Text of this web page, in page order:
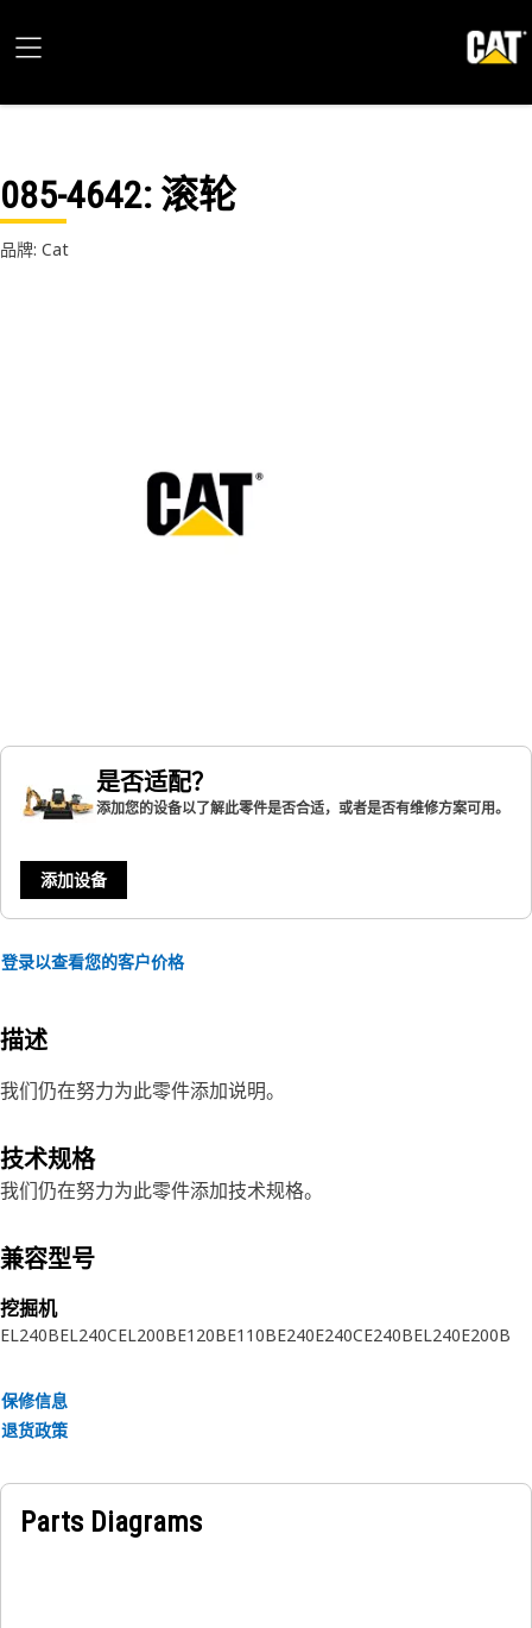
085-4642: 滚轮
品牌: Cat
是否适配？
添加您的设备以了解此零件是否合适，或者是否有维修方案可用。
添加设备
登录以查看您的客户价格
描述
我们仍在努力为此零件添加说明。
技术规格
我们仍在努力为此零件添加技术规格。
兼容型号
挖掘机
EL240BEL240CEL200BE120BE110BE240E240CE240BEL240E200B
保修信息
退货政策
Parts Diagrams